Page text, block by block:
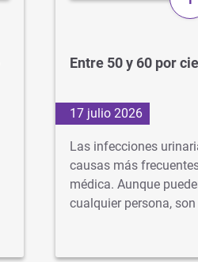
Entre 50 y 60 por
17 julio 2026
Las infecciones
causas más
médica. Aunque
cualquier persona,